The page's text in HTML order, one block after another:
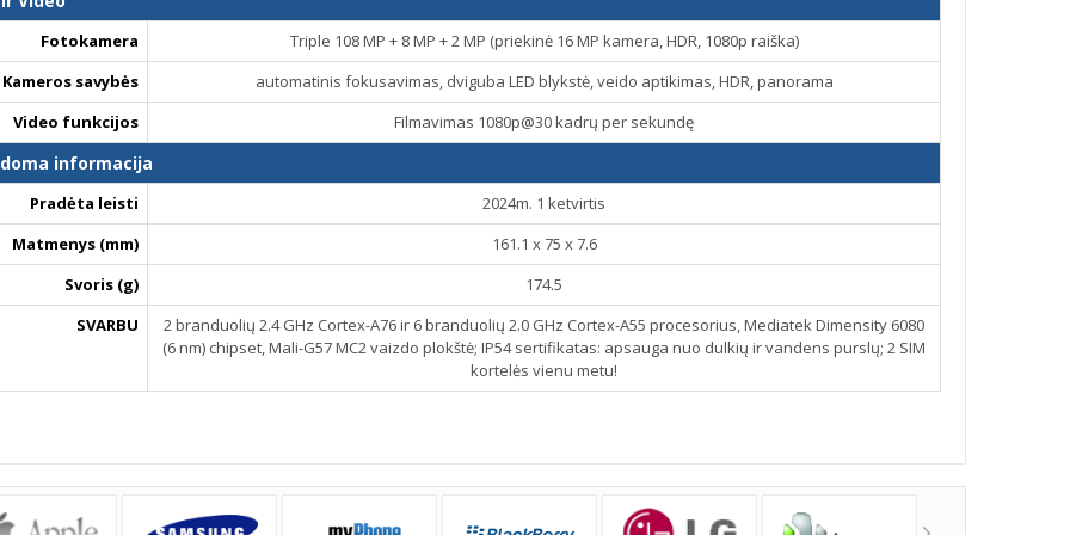
Fotokamera
Triple 108 MP + 8 MP + 2 MP (priekinė 16 MP kamera, HDR, 1080p raiška)
Kameros savybės
automatinis fokusavimas, dviguba LED blykstė, veido aptikimas, HDR, panorama
Video funkcijos
Filmavimas 1080p@30 kadrų per sekundę
informacija
Pradėta leisti
2024m. 1 ketvirtis
Matmenys (mm)
161.1 x 75 x 7.6
Svoris (g)
174.5
SVARBU
2 branduolių 2.4 GHz Cortex-A76 ir 6 branduolių 2.0 GHz Cortex-A55 procesorius, Mediatek Dimensity 6080
(6 nm) chipset, Mali-G57 MC2 vaizdo plokštė; IP54 sertifikatas: apsauga nuo dulkių ir vandens purslų; 2 SIM
kortelės vienu metu!